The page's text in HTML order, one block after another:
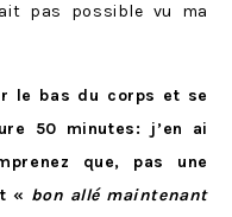
pas possible vu ma
le bas du corps et se
50 minutes: j’en ai
que, pas une
« bon allé maintenant